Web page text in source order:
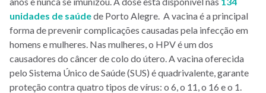
unidades de saúdede Porto Alegre. A vacina é a principal
forma de prevenir complicações causadas pela infecção em
homens e mulheres. Nas mulheres, o HPV é um dos
causadores do câncer de colo do útero. A vacina oferecida
pelo Sistema Único de Saúde (SUS) é quadrivalente, garante
proteção contra quatro tipos de vírus: o 6, o 11, o 16 e o 1.